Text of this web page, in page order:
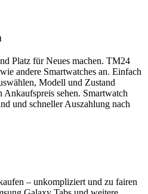
Platz für Neues machen. TM24
andere Smartwatches an. Einfach
Modell und Zustand
sehen. Smartwatch
und schneller Auszahlung nach
– unkompliziert und zu fairen